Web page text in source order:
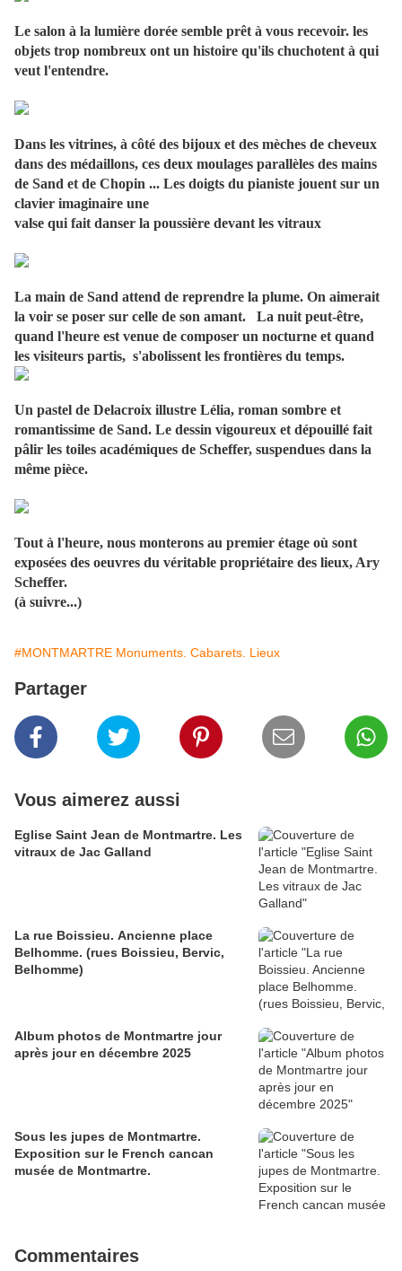
Le salon à la lumière dorée semble prêt à vous recevoir. les
objets trop nombreux ont un histoire qu'ils chuchotent à qui
veut l'entendre.
Dans les vitrines, à côté des bijoux et des mèches de cheveux
dans des médaillons, ces deux moulages parallèles des mains
de Sand et de Chopin ... Les doigts du pianiste jouent sur un
clavier imaginaire une
valse qui fait danser la poussière devant les vitraux
La main de Sand attend de reprendre la plume. On aimerait
la voir se poser sur celle de son amant. La nuit peut-être,
quand l'heure est venue de composer un nocturne et quand
les visiteurs partis, s'abolissent les frontières du temps.
Un pastel de Delacroix illustre Lélia, roman sombre et
romantissime de Sand. Le dessin vigoureux et dépouillé fait
pâlir les toiles académiques de Scheffer, suspendues dans la
même pièce.
Tout à l'heure, nous monterons au premier étage où sont
exposées des oeuvres du véritable propriétaire des lieux, Ary
Scheffer.
(à suivre...)
#MONTMARTRE Monuments. Cabarets. Lieux
Partager
Vous aimerez aussi
Eglise Saint Jean de Montmartre. Les
vitraux de Jac Galland
La rue Boissieu. Ancienne place
Belhomme. (rues Boissieu, Bervic,
Belhomme)
Album photos de Montmartre jour
après jour en décembre 2025
Sous les jupes de Montmartre.
Exposition sur le French cancan
musée de Montmartre.
Commentaires